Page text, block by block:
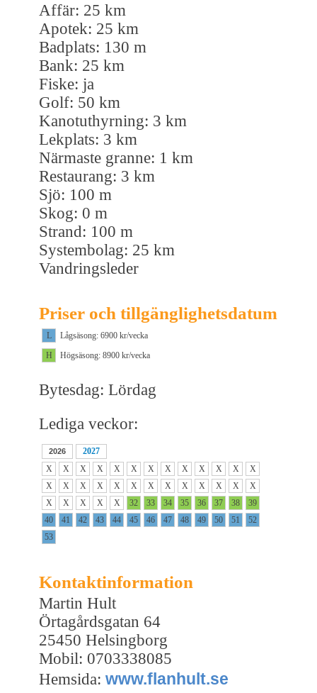
Affär: 25 km
Apotek: 25 km
Badplats: 130 m
Bank: 25 km
Fiske: ja
Golf: 50 km
Kanotuthyrning: 3 km
Lekplats: 3 km
Närmaste granne: 1 km
Restaurang: 3 km
Sjö: 100 m
Skog: 0 m
Strand: 100 m
Systembolag: 25 km
Vandringsleder
Priser och tillgänglighetsdatum
L
Lågsäsong: 6900 kr/vecka
H
Högsäsong: 8900 kr/vecka
Bytesdag: Lördag
Lediga veckor:
2026
2027
X
X X X X X X X X X X X
X
X
X X X X X X X X X X X
X
X
X X X X 32 33 34 35 36 37 38
39
40
41 42 43 44 45 46 47 48 49 50 51
52
53
Kontaktinformation
Martin Hult
Örtagårdsgatan 64
25450 Helsingborg
Mobil: 0703338085
Hemsida: www.flanhult.se